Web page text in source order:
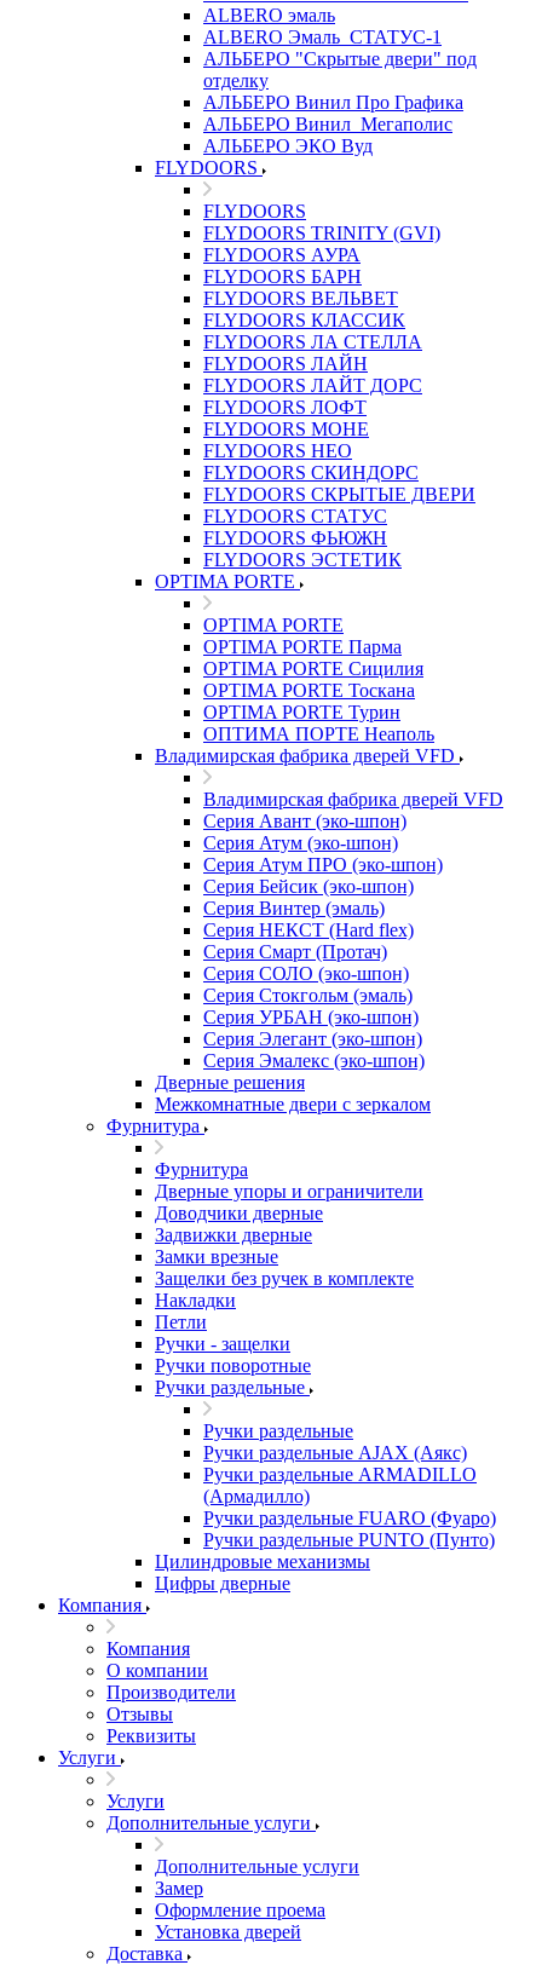
ALBERO эмаль
ALBERO Эмаль_СТАТУС-1
АЛЬБЕРО "Скрытые двери" под
отделку
АЛЬБЕРО Винил Про Графика
АЛЬБЕРО Винил_Мегаполис
АЛЬБЕРО ЭКО Вуд
FLYDOORS
FLYDOORS
FLYDOORS TRINITY (GVI)
FLYDOORS АУРА
FLYDOORS БАРН
FLYDOORS ВЕЛЬВЕТ
FLYDOORS КЛАССИК
FLYDOORS ЛА СТЕЛЛА
FLYDOORS ЛАЙН
FLYDOORS ЛАЙТ ДОРС
FLYDOORS ЛОФТ
FLYDOORS МОНЕ
FLYDOORS НЕО
FLYDOORS СКИНДОРС
FLYDOORS СКРЫТЫЕ ДВЕРИ
FLYDOORS СТАТУС
FLYDOORS ФЬЮЖН
FLYDOORS ЭСТЕТИК
OPTIMA PORTE
OPTIMA PORTE
OPTIMA PORTE Парма
OPTIMA PORTE Сицилия
OPTIMA PORTE Тоскана
OPTIMA PORTE Турин
ОПТИМА ПОРТЕ Неаполь
Владимирская фабрика дверей VFD
Владимирская фабрика дверей VFD
Серия Авант (эко-шпон)
Серия Атум (эко-шпон)
Серия Атум ПРО (эко-шпон)
Серия Бейсик (эко-шпон)
Серия Винтер (эмаль)
Серия НЕКСТ (Hard flex)
Серия Смарт (Протач)
Серия СОЛО (эко-шпон)
Серия Стокгольм (эмаль)
Серия УРБАН (эко-шпон)
Серия Элегант (эко-шпон)
Серия Эмалекс (эко-шпон)
Дверные решения
Межкомнатные двери c зеркалом
Фурнитура
Фурнитура
Дверные упоры и ограничители
Доводчики дверные
Задвижки дверные
Замки врезные
Защелки без ручек в комплекте
Накладки
Петли
Ручки - защелки
Ручки поворотные
Ручки раздельные
Ручки раздельные
Ручки раздельные AJAX (Аякс)
Ручки раздельные ARMADILLO
(Армадилло)
Ручки раздельные FUARO (Фуаро)
Ручки раздельные PUNTO (Пунто)
Цилиндровые механизмы
Цифры дверные
Компания
Компания
О компании
Производители
Отзывы
Реквизиты
Услуги
Услуги
Дополнительные услуги
Дополнительные услуги
Замер
Оформление проема
Установка дверей
Доставка